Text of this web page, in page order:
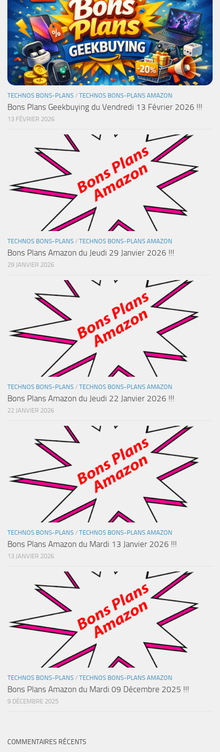
TECHNOS BONS-PLANS / TECHNOS BONS-PLANS AMAZON
Bons Plans Geekbuying du Vendredi 13 Février 2026 !!!
13 FÉVRIER 2026
TECHNOS BONS-PLANS / TECHNOS BONS-PLANS AMAZON
Bons Plans Amazon du Jeudi 29 Janvier 2026 !!!
29 JANVIER 2026
TECHNOS BONS-PLANS / TECHNOS BONS-PLANS AMAZON
Bons Plans Amazon du Jeudi 22 Janvier 2026 !!!
22 JANVIER 2026
TECHNOS BONS-PLANS / TECHNOS BONS-PLANS AMAZON
Bons Plans Amazon du Mardi 13 Janvier 2026 !!!
13 JANVIER 2026
TECHNOS BONS-PLANS / TECHNOS BONS-PLANS AMAZON
Bons Plans Amazon du Mardi 09 Décembre 2025 !!!
9 DÉCEMBRE 2025
COMMENTAIRES RÉCENTS